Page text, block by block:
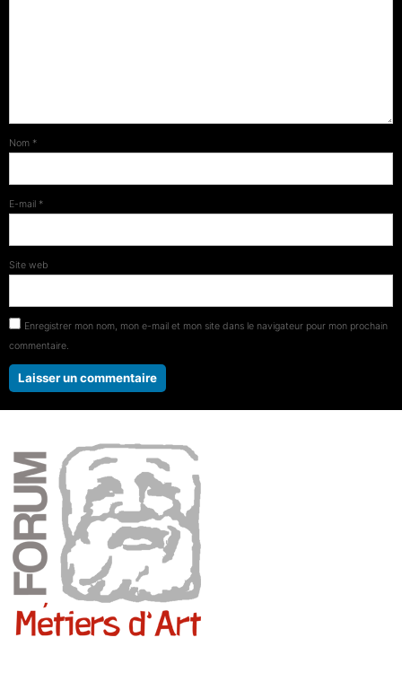
Nom *
E-mail *
Site web
Enregistrer mon nom, mon e-mail et mon site dans le navigateur pour mon prochain
commentaire.